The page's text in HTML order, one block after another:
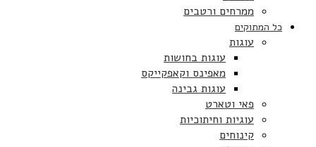
ממרחים ורטבים
כל המתוקים
עוגות
עוגות בחושות
מאפינס וקאפקייקס
עוגות גבינה
פאי וטארט
עוגיות וחיתוכיות
קינוחים